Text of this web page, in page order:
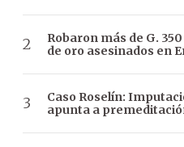
Robaron más de G.
de oro asesinados en
Caso Roselín:
apunta a